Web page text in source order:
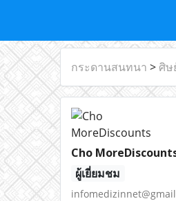
กระดานสนทนา > ศิษ
Cho
ผู้เยี่ยมชม